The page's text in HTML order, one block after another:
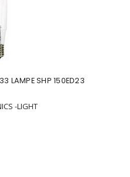
LAMPE SHP 150ED23
-LIGHT